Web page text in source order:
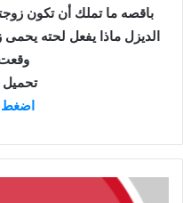
باقصه ما تملك أن تكون
الديزل ماذا يفعل لحته
تحميل
اضغط